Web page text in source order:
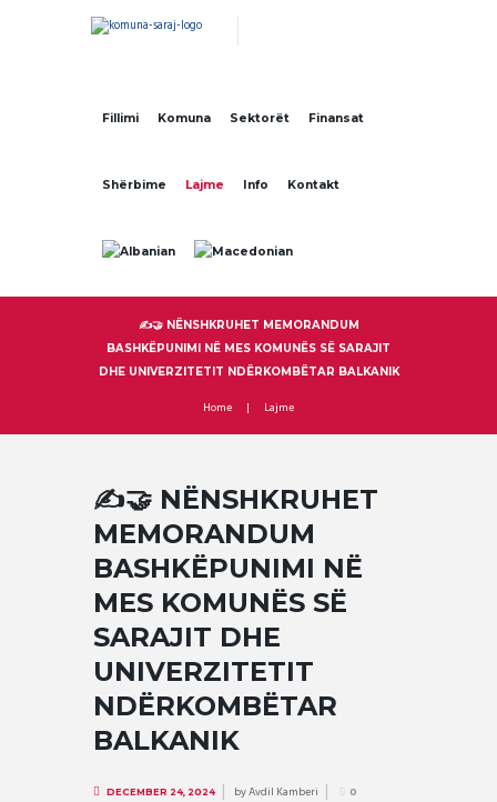
Fillimi Komuna Sektorët Finansat
Shërbime Lajme Info Kontakt
✍️🤝 NËNSHKRUHET MEMORANDUM
BASHKËPUNIMI NË MES KOMUNËS SË SARAJIT
DHE UNIVERZITETIT NDËRKOMBËTAR BALKANIK
Home Lajme
✍️🤝 NËNSHKRUHET
MEMORANDUM
BASHKËPUNIMI NË
MES KOMUNËS SË
SARAJIT DHE
UNIVERZITETIT
NDËRKOMBËTAR
BALKANIK
DECEMBER 24, 2024 byAvdil Kamberi 0